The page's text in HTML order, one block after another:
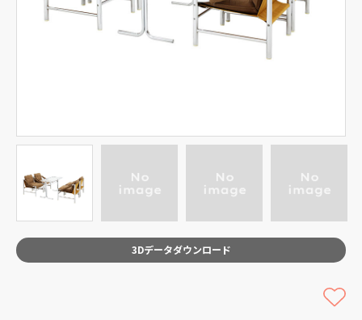
3Dデータダウンロード